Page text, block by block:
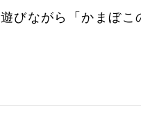
びながら「かまぼこ